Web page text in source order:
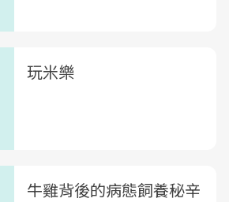
玩米樂
牛雞背後的病態飼養秘辛